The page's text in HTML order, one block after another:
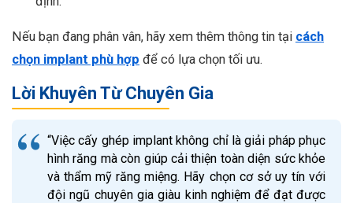
Nếu bạn đang phân vân, hãy xem thêm thông tin tại cách
chọn implant phù hợp để có lựa chọn tối ưu.
Lời Khuyên Từ Chuyên Gia
“Việc cấy ghép implant không chỉ là giải pháp phục
hình răng mà còn giúp cải thiện toàn diện sức khỏe
và thẩm mỹ răng miệng. Hãy chọn cơ sở uy tín với
đội ngũ chuyên gia giàu kinh nghiệm để đạt được